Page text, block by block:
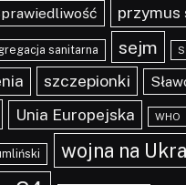
przymus
sanitarna sejm
szczepionki
Unia Europejska WHO
wojna na